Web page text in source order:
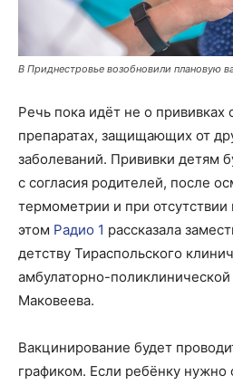
В Приднестровье возобновили плановую
Речь пока идёт не о прививках
препаратах, защищающих от
заболеваний. Прививки детям
с согласия родителей, после
термометрии и при отсутствии
этом Радио 1 рассказала
детству Тираспольского
амбулаторно-
Маковеева.
Вакцинирование будет
графиком. Если ребёнку нужно